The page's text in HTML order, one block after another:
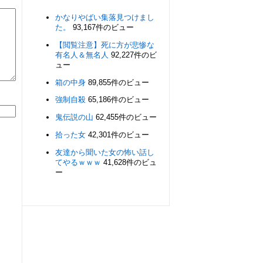
かなりやばい集落見つけまし
た。
93,167件のビュー
【閲覧注意】死に方が悲惨な
有名人＆無名人 92,227件のビ
ュー
箱の中身 89,855件のビュー
強制自殺 65,186件のビュー
鬼伝説の山 62,455件のビュー
拾った女 42,301件のビュー
友達から聞いた女の怖い話し
てやるｗｗｗ 41,628件のビュ
ー